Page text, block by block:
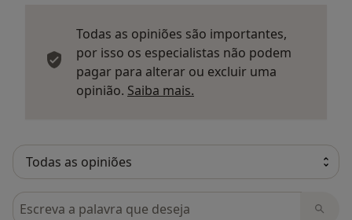
Todas as opiniões são importantes,
por isso os especialistas não podem
pagar para alterar ou excluir uma
opinião. Saiba mais.
Pesquisar em opiniões